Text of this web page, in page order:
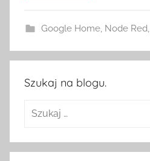
Google Home, Node Red,
Szukaj na blogu.
Szukaj: